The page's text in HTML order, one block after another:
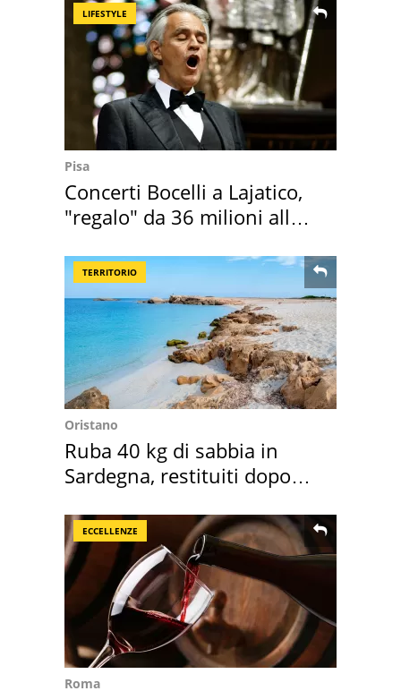
LIFESTYLE
Pisa
Concerti Bocelli a Lajatico,
"regalo" da 36 milioni alla
TERRITORIO
Oristano
Ruba 40 kg di sabbia in
Sardegna, restituiti dopo
ECCELLENZE
Roma